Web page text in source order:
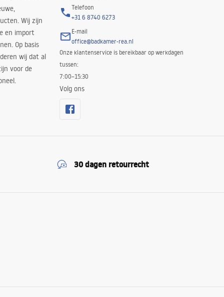
Wij zijn
en import
Op basis
wij dat al
voor de
Telefoon
+31 6 8740 6273
E-mail
office@badkamer-rea.nl
Onze klantenservice is bereikbaar op werkdagen
tussen:
7:00–15:30
Volg ons
30 dagen retourrecht